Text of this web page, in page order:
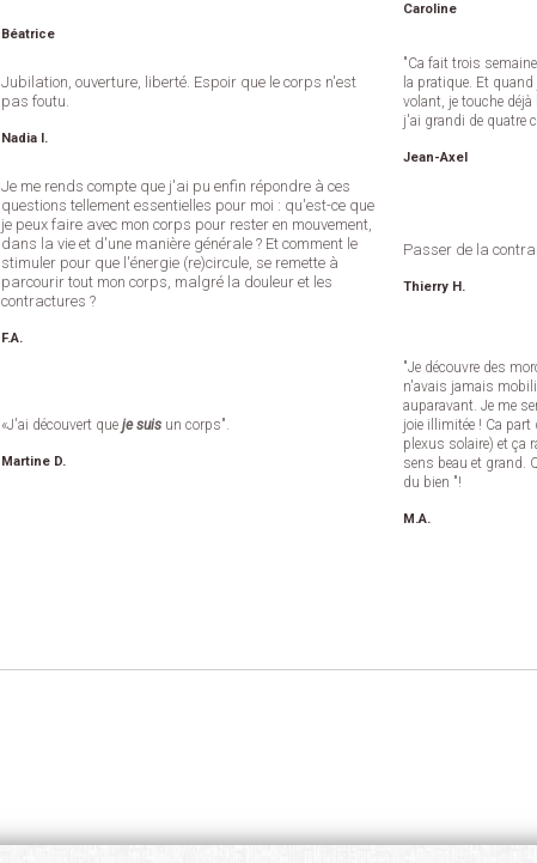
Béatrice
Caroline
Jubilation, ouverture, liberté. Espoir que le corps n'est
pas foutu.
Nadia I.
"Ca fait trois
la pratique. Et
volant, je touche
j'ai grandi de quatre
Jean-Axel
Je me rends compte que j'ai pu enfin répondre à ces
questions tellement essentielles pour moi : qu'est-ce que
je peux faire avec mon corps pour rester en mouvement,
dans la vie et d'une manière générale ? Et comment le
stimuler pour que l'énergie (re)circule, se remette à
parcourir tout mon corps, malgré la douleur et les
contractures ?
F.A.
Passer de la
Thierry H.
«J'ai découvert que je suis un corps".
Martine D.
"Je découvre des
n'avais jamais
auparavant. Je me
joie illimitée ! Ca
plexus solaire) et ça
sens beau et grand.
du bien "!
M.A.